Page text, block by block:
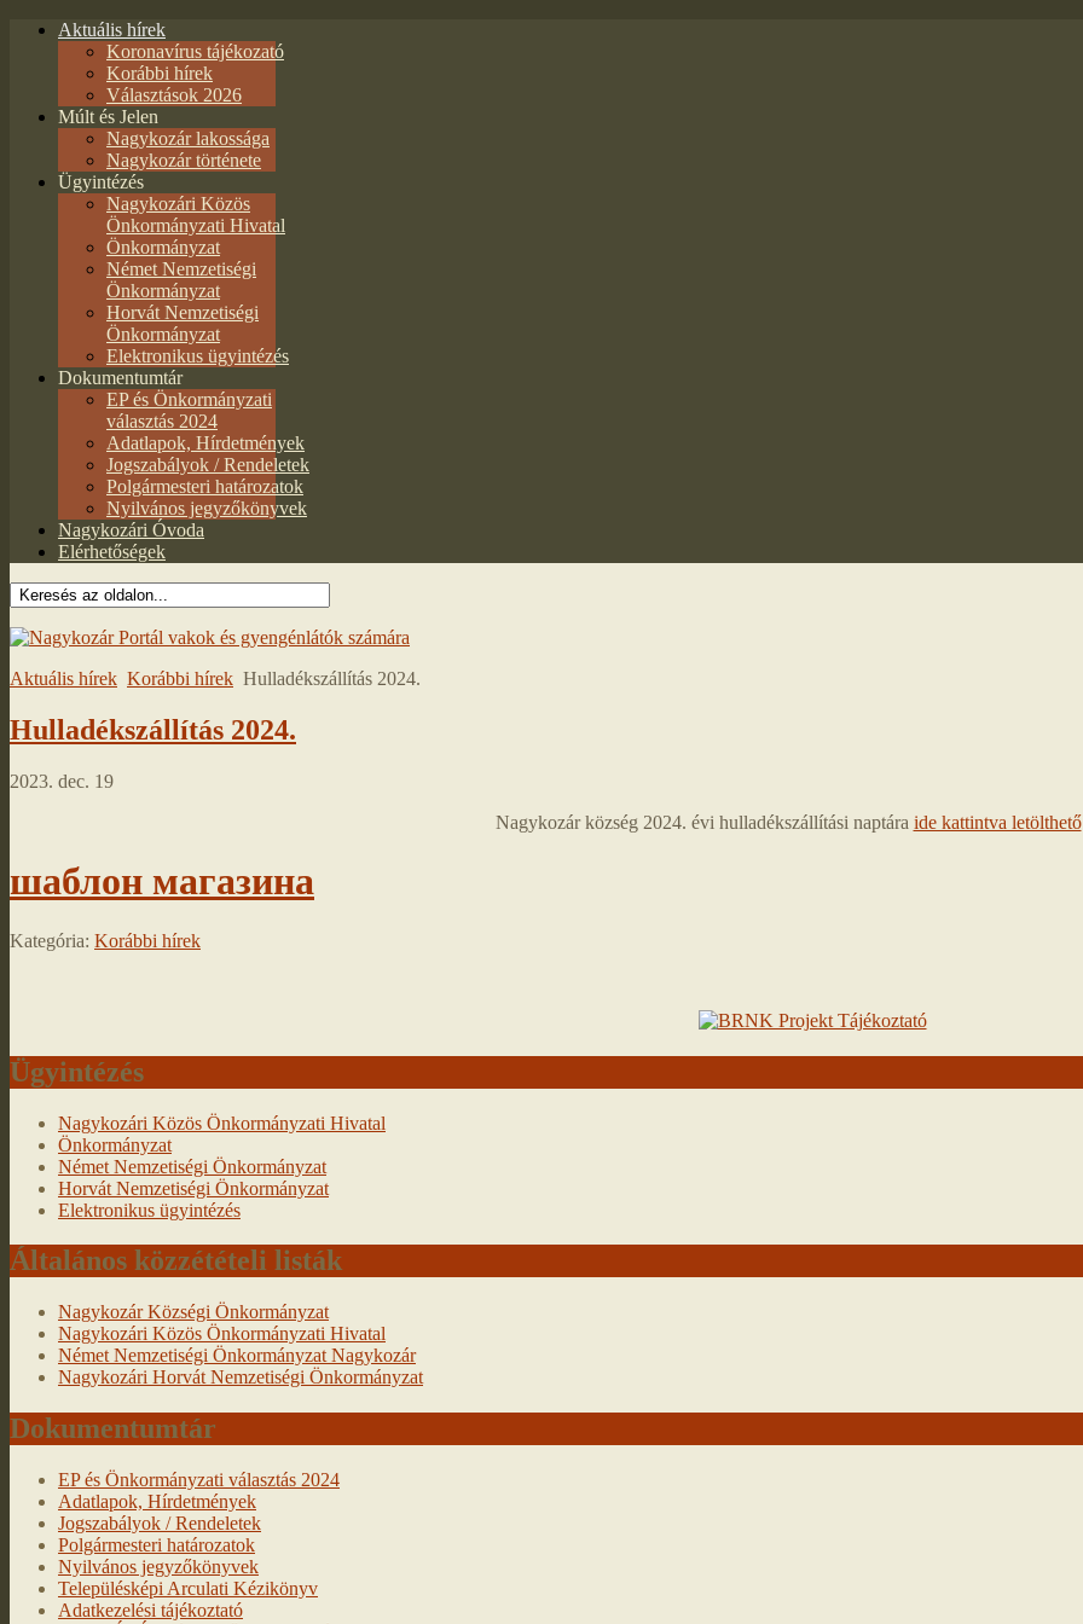
Aktuális hírek
Koronavírus tájékozató
Korábbi hírek
Választások 2026
Múlt és Jelen
Nagykozár lakossága
Nagykozár története
Ügyintézés
Nagykozári Közös
Önkormányzati Hivatal
Önkormányzat
Német Nemzetiségi
Önkormányzat
Horvát Nemzetiségi
Önkormányzat
Elektronikus ügyintézés
Dokumentumtár
EP és Önkormányzati
választás 2024
Adatlapok, Hírdetmények
Jogszabályok / Rendeletek
Polgármesteri határozatok
Nyilvános jegyzőkönyvek
Nagykozári Óvoda
Elérhetőségek
Aktuális hírek Korábbi hírek Hulladékszállítás 2024.
Hulladékszállítás 2024.
2023. dec. 19
Nagykozár község 2024. évi hulladékszállítási naptára ide kattintva letölthető
шаблон магазина
Kategória: Korábbi hírek
Ügyintézés
Nagykozári Közös Önkormányzati Hivatal
Önkormányzat
Német Nemzetiségi Önkormányzat
Horvát Nemzetiségi Önkormányzat
Elektronikus ügyintézés
Általános közzétételi listák
Nagykozár Községi Önkormányzat
Nagykozári Közös Önkormányzati Hivatal
Német Nemzetiségi Önkormányzat Nagykozár
Nagykozári Horvát Nemzetiségi Önkormányzat
Dokumentumtár
EP és Önkormányzati választás 2024
Adatlapok, Hírdetmények
Jogszabályok / Rendeletek
Polgármesteri határozatok
Nyilvános jegyzőkönyvek
Településképi Arculati Kézikönyv
Adatkezelési tájékoztató